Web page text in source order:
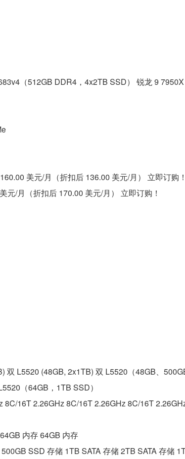
（512GB DDR4，4x2TB SSD） 锐龙 9 7950X
美元/月（折扣后 136.00 美元/月） 立即订购
/月（折扣后 170.00 美元/月） 立即订购！
L5520 (48GB, 2x1TB) 双 L5520（48GB、
（64GB，1TB SSD）
16T 2.26GHz 8C/16T 2.26GHz 8C/16T
内存 64GB 内存
SSD 存储 1TB SATA 存储 2TB SATA 存储